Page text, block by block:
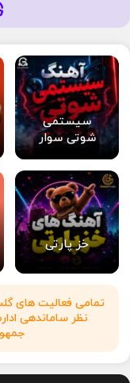
سیستمی
شوتی سوار
خز پارتی
تمامی فعالیت های
نظر ساماندهی